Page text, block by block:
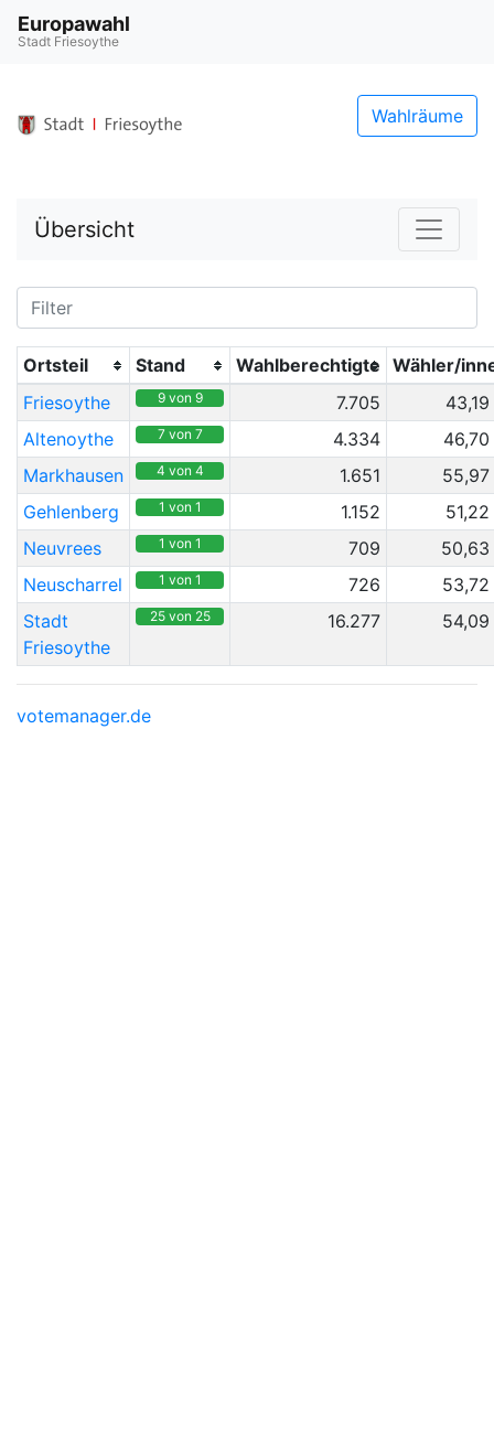
Europawahl
Stadt Friesoythe
Wahlräume
Übersicht
Ortsteil Stand Wahlberechtigte Wähler/
Friesoythe
9 von 9 7.705
43,19
Altenoythe
7 von 7 4.334
46,70
Markhausen
4 von 4 1.651
55,97
Gehlenberg
1 von 1 1.152
51,22
Neuvrees
1 von 1 709
50,63
Neuscharrel
1 von 1 726
53,72
Stadt
Friesoythe
25 von 25 16.277 54,09
votemanager.de